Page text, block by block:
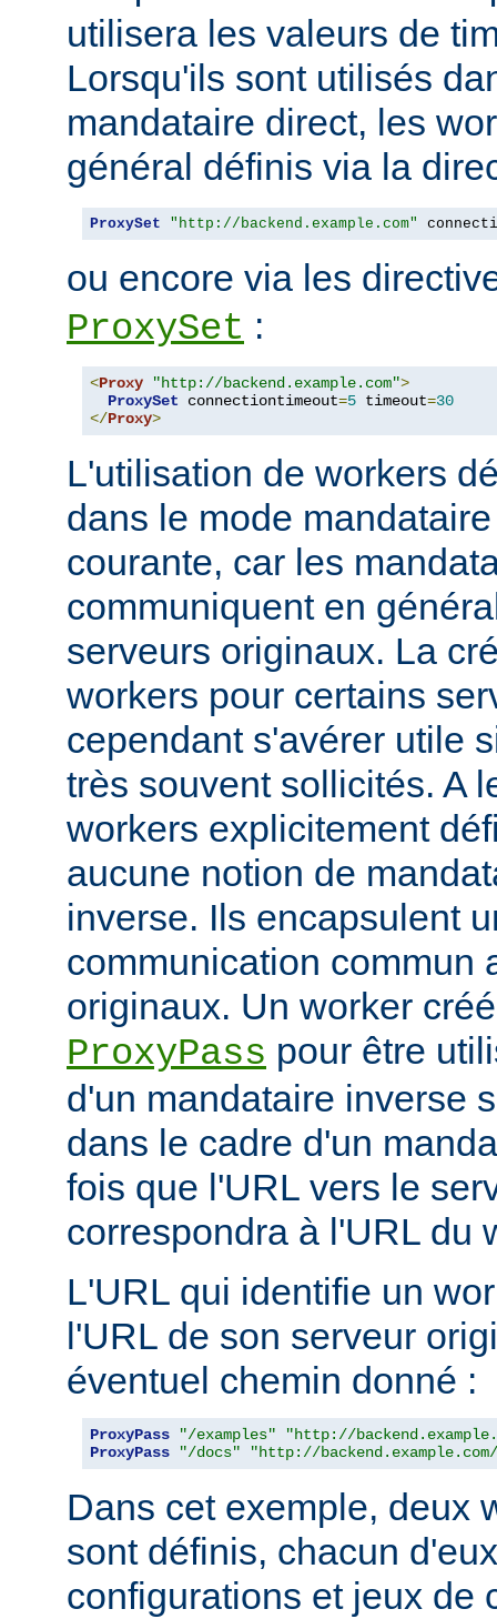
utilisera les valeurs de
Lorsqu'ils sont utilisés
mandataire direct, les
général définis via la
ProxySet "http://backend.example.com"
ou encore via les
ProxySet :
<Proxy "http://backend.example.com">
ProxySet connectiontimeout=5 timeout=30
</Proxy>
L'utilisation de workers
dans le mode
courante, car les
communiquent en
serveurs originaux. La
workers pour certains
cependant s'avérer utile
très souvent sollicités. A
workers explicitement
aucune notion de
inverse. Ils encapsulent
communication commun
originaux. Un worker
ProxyPass pour être
d'un mandataire inverse
dans le cadre d'un
fois que l'URL vers le
correspondra à l'URL du
L'URL qui identifie un
l'URL de son serveur
éventuel chemin donné :
ProxyPass "/examples"
"http://
ProxyPass
"/docs" "http://
Dans cet exemple, deux
sont définis, chacun
configurations et jeux de